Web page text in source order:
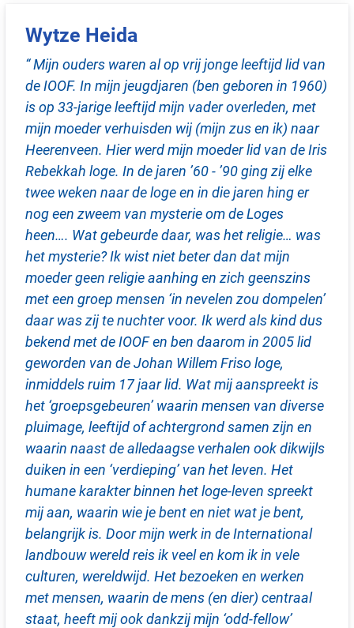
Wytze Heida
“ Mijn ouders waren al op vrij jonge leeftijd lid van
de IOOF. In mijn jeugdjaren (ben geboren in 1960)
is op 33-jarige leeftijd mijn vader overleden, met
mijn moeder verhuisden wij (mijn zus en ik) naar
Heerenveen. Hier werd mijn moeder lid van de Iris
Rebekkah loge. In de jaren ’60 - ’90 ging zij elke
twee weken naar de loge en in die jaren hing er
nog een zweem van mysterie om de Loges
heen…. Wat gebeurde daar, was het religie… was
het mysterie? Ik wist niet beter dan dat mijn
moeder geen religie aanhing en zich geenszins
met een groep mensen ‘in nevelen zou dompelen’
daar was zij te nuchter voor. Ik werd als kind dus
bekend met de IOOF en ben daarom in 2005 lid
geworden van de Johan Willem Friso loge,
inmiddels ruim 17 jaar lid. Wat mij aanspreekt is
het ‘groepsgebeuren’ waarin mensen van diverse
pluimage, leeftijd of achtergrond samen zijn en
waarin naast de alledaagse verhalen ook dikwijls
duiken in een ‘verdieping’ van het leven. Het
humane karakter binnen het loge-leven spreekt
mij aan, waarin wie je bent en niet wat je bent,
belangrijk is. Door mijn werk in de International
landbouw wereld reis ik veel en kom ik in vele
culturen, wereldwijd. Het bezoeken en werken
met mensen, waarin de mens (en dier) centraal
staat, heeft mij ook dankzij mijn ‘odd-fellow’